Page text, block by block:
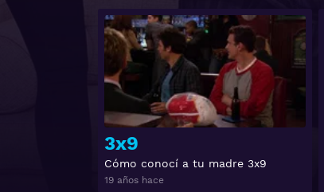
3x9
Cómo conocí a tu madre 3x9
19 años hace